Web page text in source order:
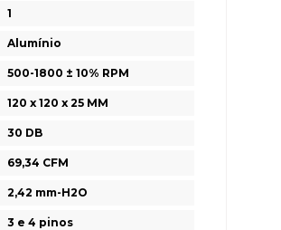
1
Alumínio
500-1800 ± 10% RPM
120 x 120 x 25 MM
30 DB
69,34 CFM
2,42 mm-H2O
3 e 4 pinos